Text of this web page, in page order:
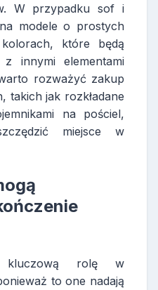
W przypadku sof i
modele o prostych
które będą
innymi elementami
rozważyć zakup
takich jak rozkładane
na pościel,
miejsce w
kluczową rolę w
to one nadają